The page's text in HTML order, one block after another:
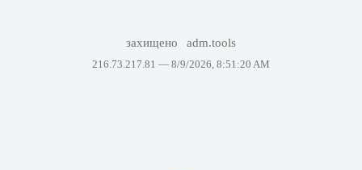
захищено adm.tools
216.73.217.81 — 8/9/2026, 8:51:20 AM